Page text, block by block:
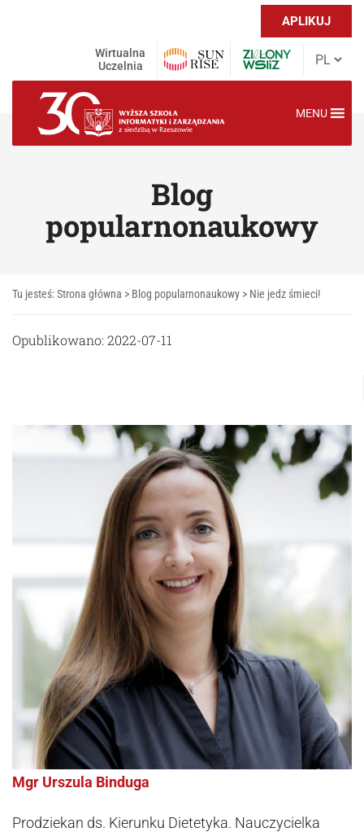
APLIKUJ
Wirtualna
Uczelnia
MENU
Blog
popularnonaukowy
Tu jesteś:Strona główna > Blog popularnonaukowy > Nie jedz śmieci!
Opublikowano: 2022-07-11
Mgr Urszula Binduga
Prodziekan ds. Kierunku Dietetyka. Nauczycielka